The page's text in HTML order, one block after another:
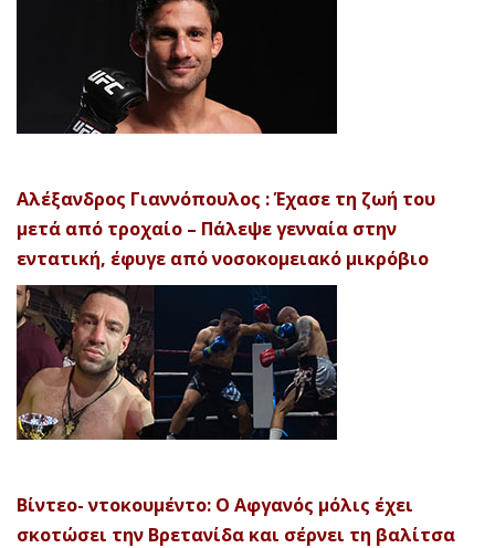
Αλέξανδρος Γιαννόπουλος : Έχασε τη ζωή του
μετά από τροχαίο – Πάλεψε γενναία στην
εντατική, έφυγε από νοσοκομειακό μικρόβιο
Βίντεο- ντοκουμέντο: Ο Αφγανός μόλις έχει
σκοτώσει την Βρετανίδα και σέρνει τη βαλίτσα